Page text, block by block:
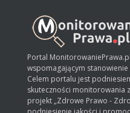
Portal
wspomagającym
Celem portalu jest
skuteczności monitorowania
projekt „Zdrowe Prawo -